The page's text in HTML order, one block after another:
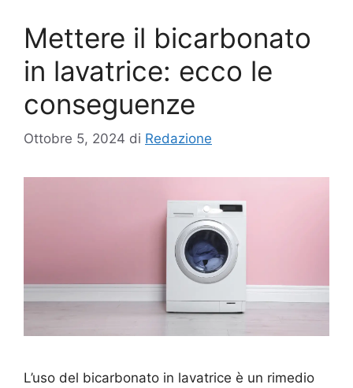
Mettere il bicarbonato
in lavatrice: ecco le
conseguenze
Ottobre 5, 2024 di Redazione
L’uso del bicarbonato in lavatrice è un rimedio